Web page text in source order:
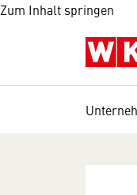
Zum Inhalt springen